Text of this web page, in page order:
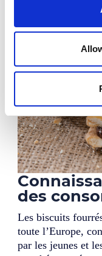
des
Les biscuits
toute l’Europe,
par les jeunes et